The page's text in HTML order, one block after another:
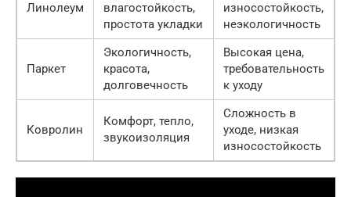
Линолеум
влагостойкость,
простота укладки
износостойкость,
неэкологичность
Паркет
Экологичность,
красота,
долговечность
Высокая цена,
требовательность
к уходу
Ковролин
Комфорт, тепло,
звукоизоляция
Сложность в
уходе, низкая
износостойкость